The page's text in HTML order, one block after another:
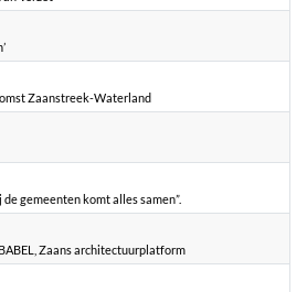
Zaanstreek-Waterland
gemeenten komt alles samen”.
Zaans architectuurplatform